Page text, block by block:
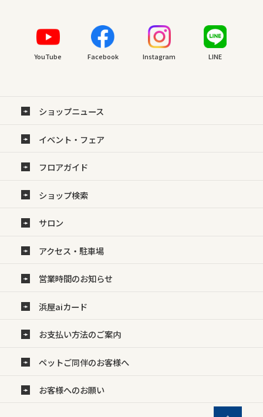
YouTube Facebook Instagram LINE
ショップニュース
イベント・フェア
フロアガイド
ショップ検索
サロン
アクセス・駐車場
営業時間のお知らせ
浜屋aiカード
お支払い方法のご案内
ペットご同伴のお客様へ
お客様へのお願い